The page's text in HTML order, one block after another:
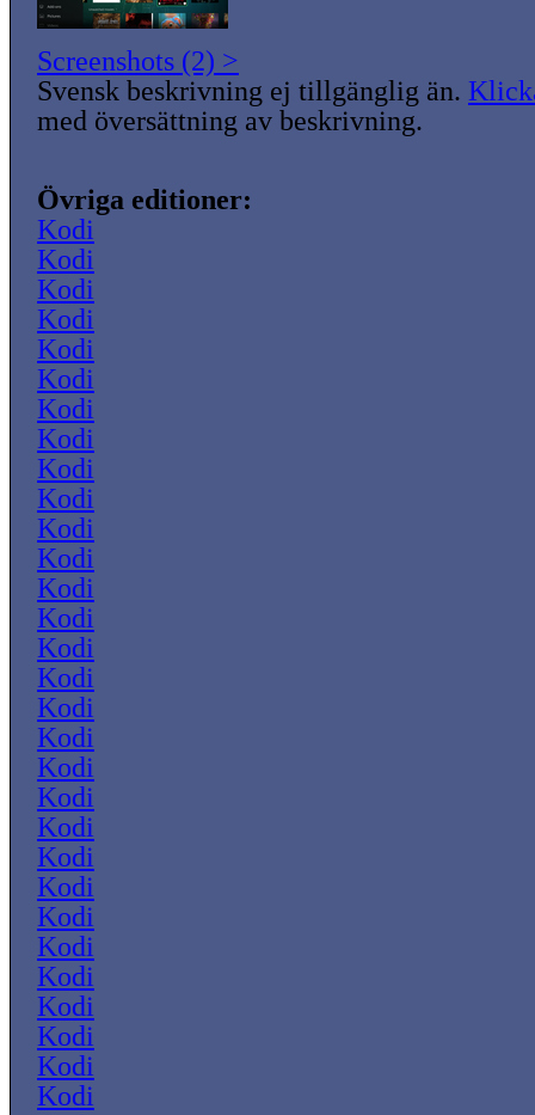
Screenshots (2) >
Svensk beskrivning ej tillgänglig än.
med översättning av beskrivning.
Övriga editioner:
Kodi
Kodi
Kodi
Kodi
Kodi
Kodi
Kodi
Kodi
Kodi
Kodi
Kodi
Kodi
Kodi
Kodi
Kodi
Kodi
Kodi
Kodi
Kodi
Kodi
Kodi
Kodi
Kodi
Kodi
Kodi
Kodi
Kodi
Kodi
Kodi
Kodi